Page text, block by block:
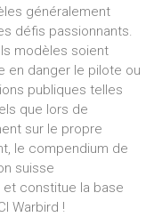
généralement
défis passionnants.
modèles soient
en danger le pilote ou
publiques telles
que lors de
sur le propre
le compendium de
suisse
constitue la base
Warbird !